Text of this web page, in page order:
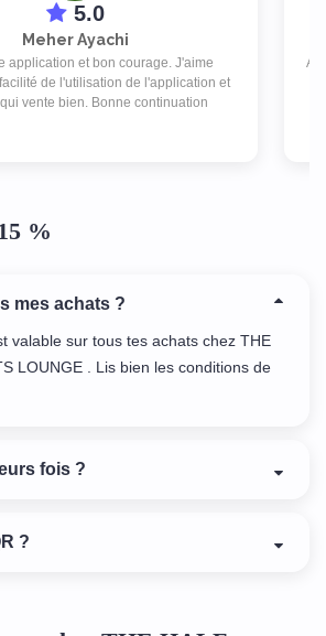
5.0
Meher Ayachi
application et bon courage. J'aime
de l'utilisation de l'application et
qui vente bien. Bonne continuation
%
mes achats ?
valable sur tous tes achats chez THE
LOUNGE . Lis bien les conditions de
fois ?
?